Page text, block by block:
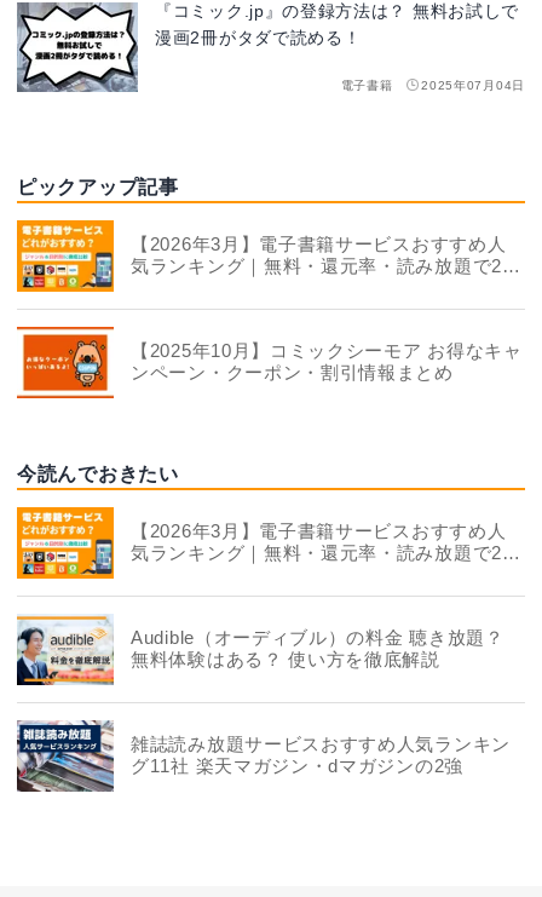
『コミック.jp』の登録方法は？ 無料お試しで
漫画2冊がタダで読める！
電子書籍 2025年07月04日
ピックアップ記事
【2026年3月】電子書籍サービスおすすめ人
気ランキング｜無料・還元率・読み放題で22
【2025年10月】コミックシーモア お得なキャ
ンペーン・クーポン・割引情報まとめ
今読んでおきたい
【2026年3月】電子書籍サービスおすすめ人
気ランキング｜無料・還元率・読み放題で22
Audible（オーディブル）の料金 聴き放題？
無料体験はある？ 使い方を徹底解説
雑誌読み放題サービスおすすめ人気ランキン
グ11社 楽天マガジン・dマガジンの2強